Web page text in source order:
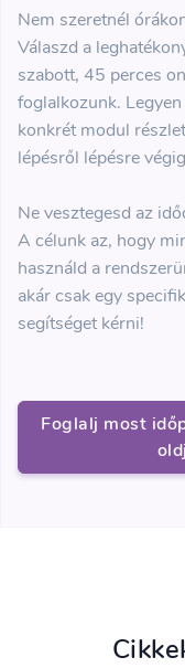
Nem szeretnél
Válaszd a
szabott, 45 perces
foglalkozunk.
konkrét modul
lépésről lépésre
Ne vesztegesd az
A célunk az, hogy
használd a
akár csak egy
segítséget kérni!
Foglalj most